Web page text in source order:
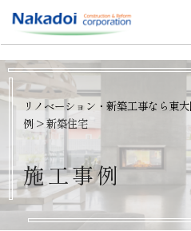
リノベーション・新築工事なら東
例 >新築住宅
施工事例